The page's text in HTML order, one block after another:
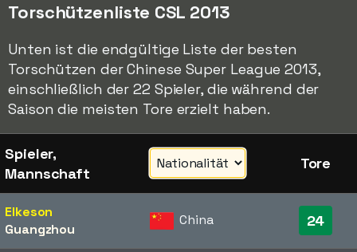
Torschützenliste CSL 2013
Unten ist die endgültige Liste der besten
Torschützen der Chinese Super League 2013,
einschließlich der 22 Spieler, die während der
Saison die meisten Tore erzielt haben.
Spieler,
Mannschaft
Tore
Elkeson
Guangzhou
China 24